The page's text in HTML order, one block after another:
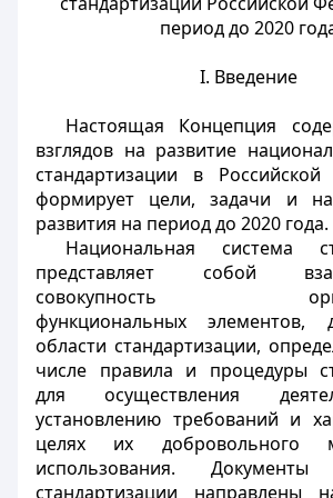
период до 2020
I. Введение
Настоящая Концепция
взглядов на развитие
стандартизации в
формирует цели, задачи и
развития на период до 2020 года.
Национальная система
представляет собой
совокупность
функциональных элементов,
области стандартизации,
числе правила и процедуры
для осуществления
установлению требований и
целях их добровольного
использования.
стандартизации направлены